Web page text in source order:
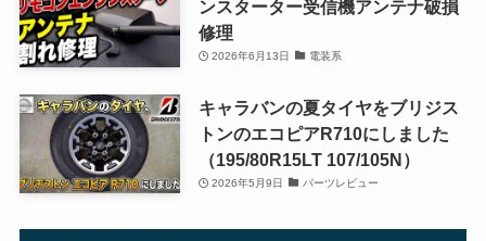
ンスターター受信機アンテナ破損
修理
2026年6月13日 電装系
キャラバンの夏タイヤをブリジス
トンのエコピアR710にしました
（195/80R15LT 107/105N）
2026年5月9日 パーツレビュー